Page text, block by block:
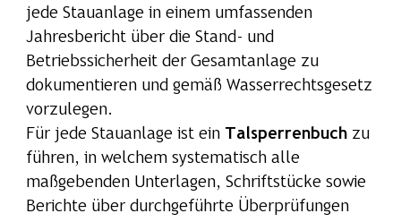
jede Stauanlage in einem umfassenden
Jahresbericht über die Stand- und
Betriebssicherheit der Gesamtanlage zu
dokumentieren und gemäß Wasserrechtsgesetz
vorzulegen.
Für jede Stauanlage ist ein
Talsperrenbuch zu
führen, in welchem systematisch alle
maßgebenden Unterlagen, Schriftstücke sowie
Berichte über durchgeführte Überprüfungen